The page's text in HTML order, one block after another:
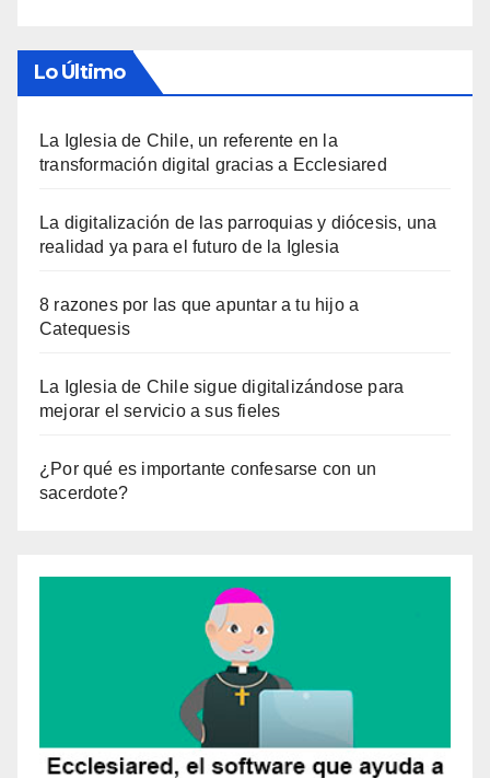
Lo Último
La Iglesia de Chile, un referente en la
transformación digital gracias a Ecclesiared
La digitalización de las parroquias y diócesis, una
realidad ya para el futuro de la Iglesia
8 razones por las que apuntar a tu hijo a
Catequesis
La Iglesia de Chile sigue digitalizándose para
mejorar el servicio a sus fieles
¿Por qué es importante confesarse con un
sacerdote?